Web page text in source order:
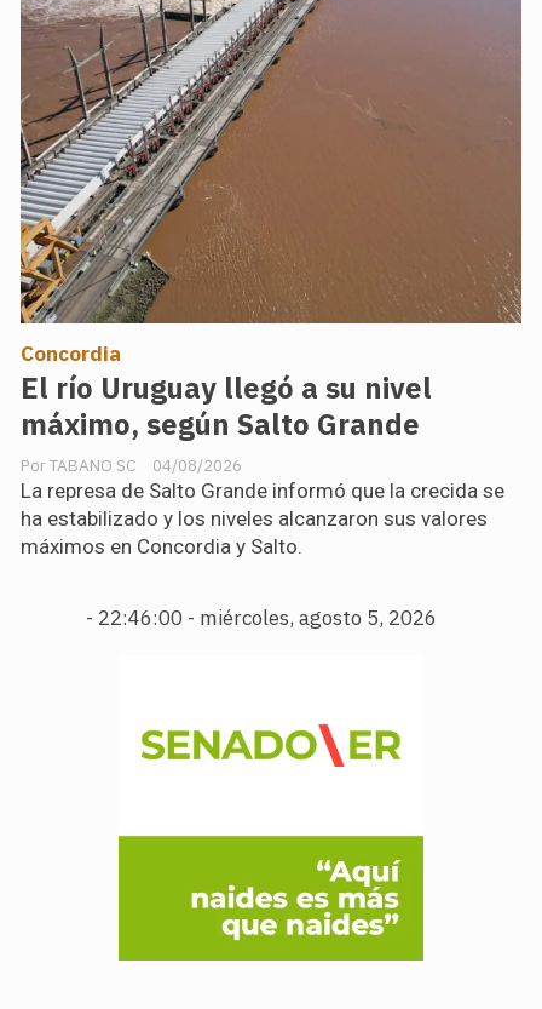
El río Uruguay llegó a su nivel
máximo, según Salto Grande
TABANO SC
Concordia
04/08/2026
La represa de Salto Grande informó que la crecida se
ha estabilizado y los niveles alcanzaron sus valores
máximos en Concordia y Salto.
- 22:46:01 - miércoles, agosto 5, 2026